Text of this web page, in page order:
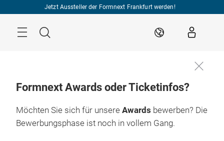
Jetzt Aussteller der Formnext Frankfurt werden!
Suche DE
Formnext Awards oder Ticketinfos?
Möchten Sie sich für unsere Awards bewerben? Die
Bewerbungsphase ist noch in vollem Gang.